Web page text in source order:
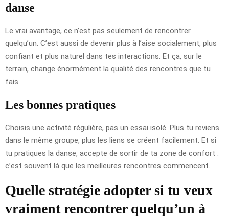
danse
Le vrai avantage, ce n’est pas seulement de rencontrer
quelqu’un. C’est aussi de devenir plus à l’aise socialement, plus
confiant et plus naturel dans tes interactions. Et ça, sur le
terrain, change énormément la qualité des rencontres que tu
fais.
Les bonnes pratiques
Choisis une activité régulière, pas un essai isolé. Plus tu reviens
dans le même groupe, plus les liens se créent facilement. Et si
tu pratiques la danse, accepte de sortir de ta zone de confort :
c’est souvent là que les meilleures rencontres commencent.
Quelle stratégie adopter si tu veux
vraiment rencontrer quelqu’un à